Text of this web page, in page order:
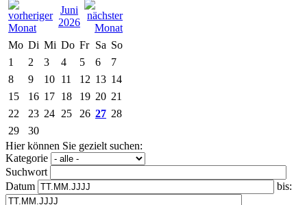
Juni
2026
Mo Di Mi Do Fr Sa So
1
2 3 4 5 6
7
8
9 10 11 12 13 14
15
16 17 18 19 20 21
22
23 24 25 26 27 28
29
30
Hier können Sie gezielt suchen:
Kategorie
Suchwort
Datum
bis: